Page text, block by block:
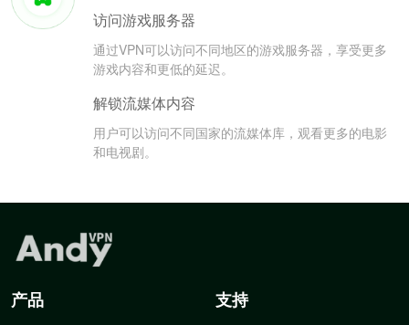
访问游戏服务器
通过VPN可以访问不同地区的游戏服务器，享受更多
游戏内容和更低的延迟。
解锁流媒体内容
用户可以访问不同国家的流媒体库，观看更多的电影
和电视剧。
产品 支持